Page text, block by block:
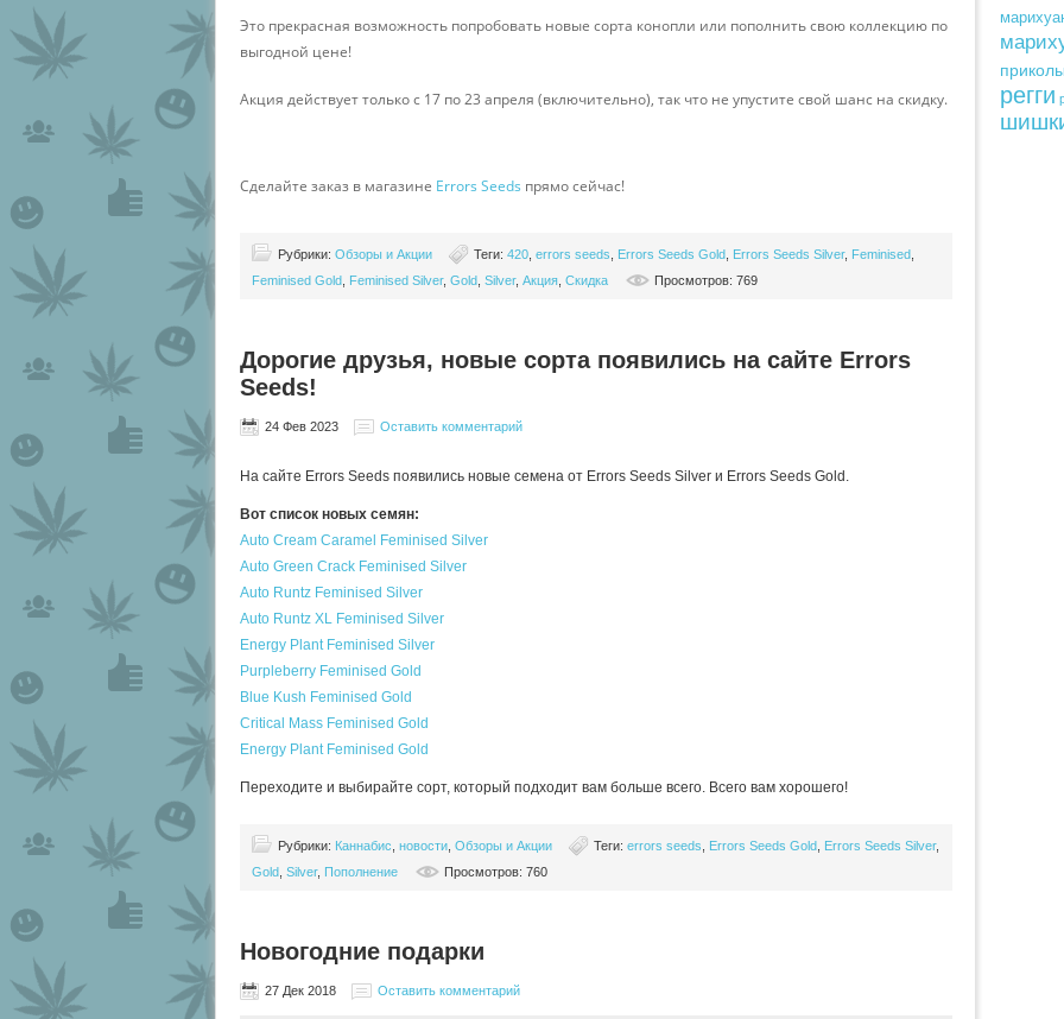
Это прекрасная возможность попробовать новые сорта конопли или пополнить свою коллекцию по
выгодной цене!
Акция действует только c 17 по 23 апреля (включительно), так что не упустите свой шанс на скидку.
Сделайте заказ в магазине Errors Seeds прямо сейчас!
Рубрики: Обзоры и Акции Теги: 420 errors seeds Errors Seeds Gold Errors Seeds Silver, Feminised
Feminised Gold Feminised Silver, Gold Silver, Акция Скидка Просмотров: 769
Дорогие друзья, новые сорта появились на сайте Errors
Seeds!
24 Фев 2023 Оставить комментарий
На сайте Errors Seeds появились новые семена от Errors Seeds Silver и Errors Seeds Gold.
Вот список новых семян:
Auto Cream Caramel Feminised Silver
Auto Green Crack Feminised Silver
Auto Runtz Feminised Silver
Auto Runtz XL Feminised Silver
Energy Plant Feminised Silver
Purpleberry Feminised Gold
Blue Kush Feminised Gold
Critical Mass Feminised Gold
Energy Plant Feminised Gold
Переходите и выбирайте сорт, который подходит вам больше всего. Всего вам хорошего!
Рубрики: Каннабис новости Обзоры и Акции Теги: errors seeds Errors Seeds Gold Errors Seeds Silver,
Gold Silver, Пополнение Просмотров: 760
Новогодние подарки
27 Дек 2018 Оставить комментарий
приколы
регги